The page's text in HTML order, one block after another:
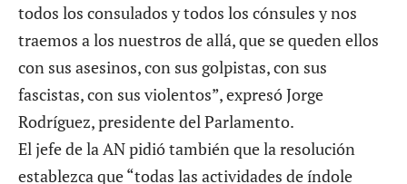
todos los consulados y todos los cónsules y nos
traemos a los nuestros de allá, que se queden ellos
con sus asesinos, con sus golpistas, con sus
fascistas, con sus violentos”, expresó Jorge
Rodríguez, presidente del Parlamento.
El jefe de la AN pidió también que la resolución
establezca que “todas las actividades de índole